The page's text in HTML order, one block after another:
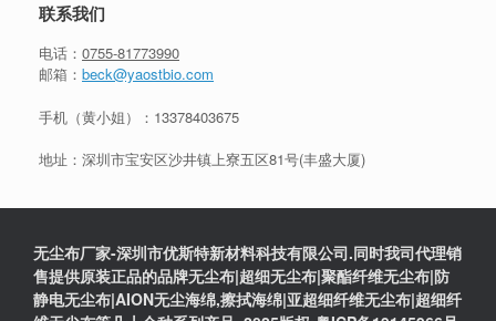
联系我们
电话： 0755-81773990
邮箱： beck@yaostbio.com
手机（黄小姐）： 13378403675
地址：深圳市宝安区沙井镇上寮五区81号(丰盛大厦)
无尘布厂家-深圳市优斯特新材料科技有限公司.同时我司代理销
售提供原装正品的品牌无尘布|超细无尘布|聚酯纤维无尘布|防
静电无尘布|AION无尘海绵,擦拭海绵|亚超细纤维无尘布|超细纤